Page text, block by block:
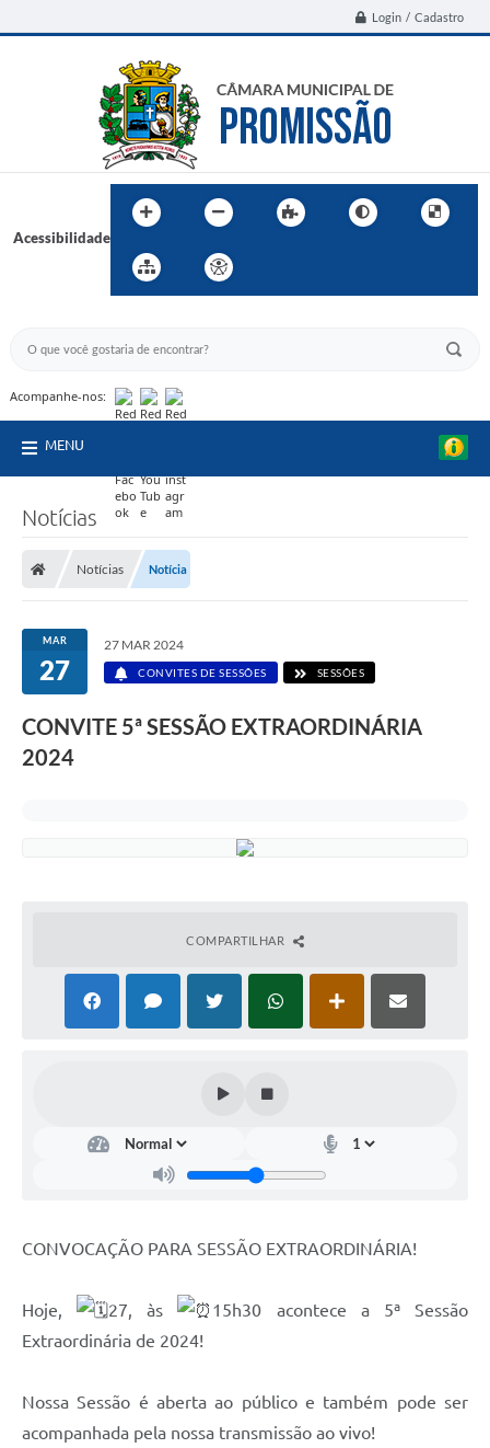
Login / Cadastro
Acessibilidade
Acompanhe-nos:
MENU
Notícias
Notícias Notícia
MAR
27
27 MAR 2024
CONVITES DE SESSÕES SESSÕES
CONVITE 5ª SESSÃO EXTRAORDINÁRIA
2024
COMPARTILHAR
CONVOCAÇÃO PARA SESSÃO EXTRAORDINÁRIA!
Hoje, 27, às
15h30 acontece a 5ª Sessão
Extraordinária de 2024!
Nossa Sessão é aberta ao público e também pode ser
acompanhada pela nossa transmissão ao vivo!